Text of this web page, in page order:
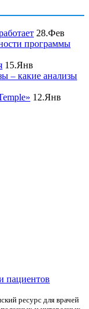
28.Фев
программы
15.Янв
– какие анализы
12.Янв
ресурс для врачей